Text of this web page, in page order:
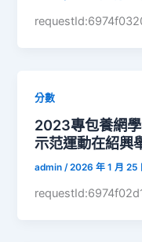
分數
2023專包養網
示范運動在紹興
admin/2026 年 1 月 25